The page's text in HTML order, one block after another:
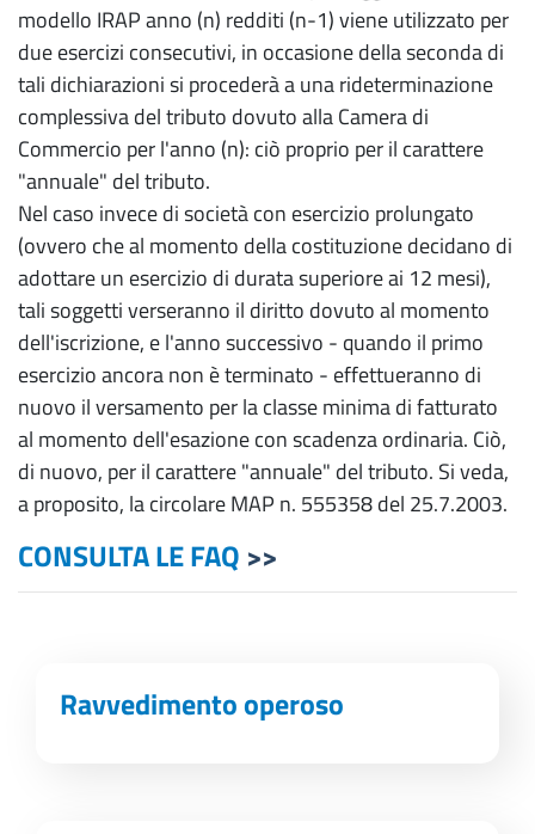
modello IRAP anno (n) redditi (n-1) viene utilizzato per
due esercizi consecutivi, in occasione della seconda di
tali dichiarazioni si procederà a una rideterminazione
complessiva del tributo dovuto alla Camera di
Commercio per l'anno (n): ciò proprio per il carattere
"annuale" del tributo.
Nel caso invece di società con esercizio prolungato
(ovvero che al momento della costituzione decidano di
adottare un esercizio di durata superiore ai 12 mesi),
tali soggetti verseranno il diritto dovuto al momento
dell'iscrizione, e l'anno successivo - quando il primo
esercizio ancora non è terminato - effettueranno di
nuovo il versamento per la classe minima di fatturato
al momento dell'esazione con scadenza ordinaria. Ciò,
di nuovo, per il carattere "annuale" del tributo. Si veda,
a proposito, la circolare MAP n. 555358 del 25.7.2003.
CONSULTA LE FAQ >>
Ravvedimento operoso